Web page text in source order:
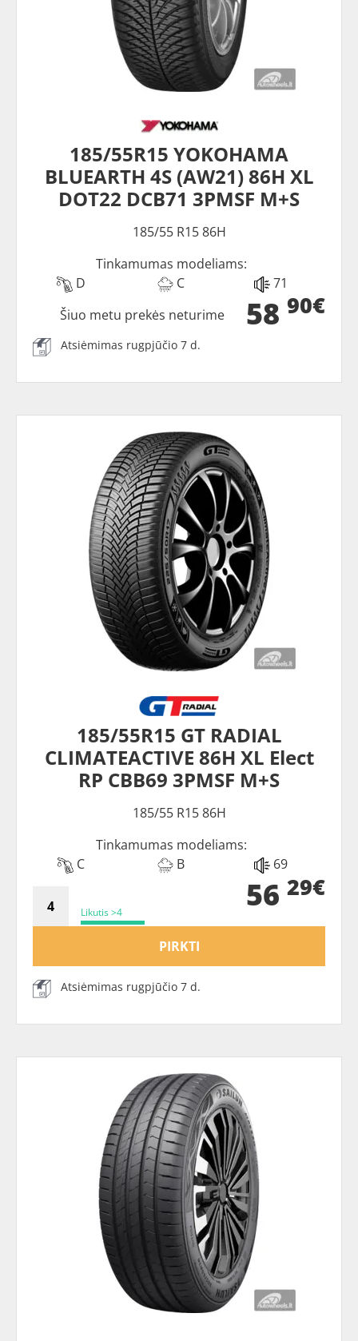
185/55R15 YOKOHAMA
BLUEARTH 4S (AW21) 86H XL
DOT22 DCB71 3PMSF M+S
185/55 R15 86H
Tinkamumas modeliams:
D
C 71
58 90€
Šiuo metu prekės neturime
Atsiėmimas rugpjūčio 7 d.
185/55R15 GT RADIAL
CLIMATEACTIVE 86H XL Elect
RP CBB69 3PMSF M+S
185/55 R15 86H
Tinkamumas modeliams:
C
B 69
Likutis >4 56 29€
PIRKTI
Atsiėmimas rugpjūčio 7 d.